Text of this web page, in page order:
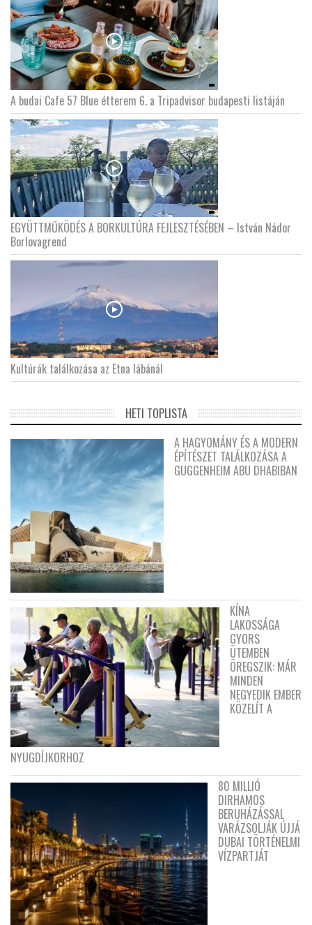
A budai Cafe 57 Blue étterem 6. a Tripadvisor budapesti listáján
EGYÜTTMŰKÖDÉS A BORKULTÚRA FEJLESZTÉSÉBEN – István Nádor
Borlovagrend
Kultúrák találkozása az Etna lábánál
HETI TOPLISTA
A HAGYOMÁNY ÉS A MODERN
ÉPÍTÉSZET TALÁLKOZÁSA A
GUGGENHEIM ABU DHABIBAN
KÍNA
LAKOSSÁGA
GYORS
ÜTEMBEN
ÖREGSZIK: MÁR
MINDEN
NEGYEDIK EMBER
KÖZELÍT A
NYUGDÍJKORHOZ
80 MILLIÓ
DIRHAMOS
BERUHÁZÁSSAL
VARÁZSOLJÁK ÚJJÁ
DUBAI TÖRTÉNELMI
VÍZPARTJÁT